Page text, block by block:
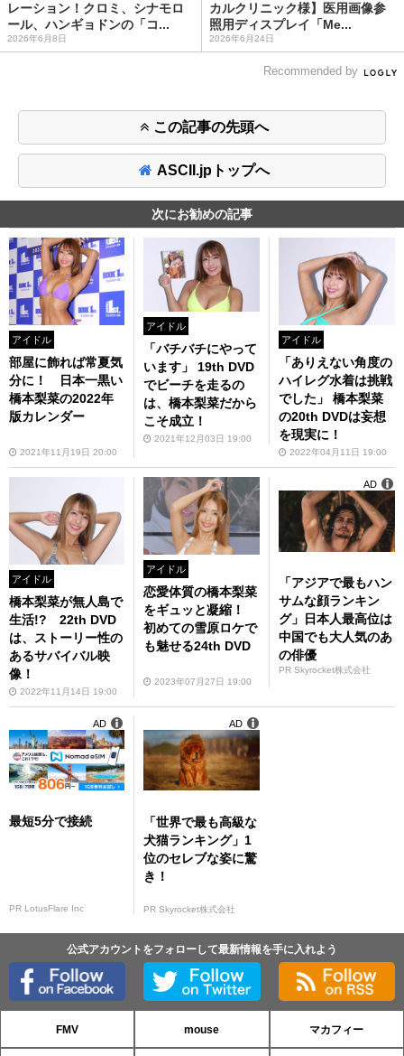
レーション！クロミ、シナモロ
ール、ハンギョドンの「コ...
2026年6月8日
カルクリニック様】医用画像参
照用ディスプレイ「Me...
2026年6月24日
Recommended by
この記事の先頭へ
ASCII.jpトップへ
次にお勧めの記事
アイドル
部屋に飾れば常夏気
分に！ 日本一黒い
橋本梨菜の2022年
版カレンダー
2021年11月19日 20:00
アイドル
「バチバチにやって
います」 19th DVD
でビーチを走るの
は、橋本梨菜だから
こそ成立！
2021年12月03日 19:00
アイドル
「ありえない角度の
ハイレグ水着は挑戦
でした」 橋本梨菜
の20th DVDは妄想
を現実に！
2022年04月11日 19:00
アイドル
橋本梨菜が無人島で
生活!? 22th DVD
は、ストーリー性の
あるサバイバル映
像！
2022年11月14日 19:00
アイドル
恋愛体質の橋本梨菜
をギュッと凝縮！
初めての雪原ロケで
も魅せる24th DVD
2023年07月27日 19:00
「アジアで最もハン
サムな顔ランキン
グ」日本人最高位は
中国でも大人気のあ
の俳優
PR Skyrocket株式会社
AD
最短5分で接続
PR LotusFlare Inc
AD
「世界で最も高級な
犬猫ランキング」1
位のセレブな姿に驚
き！
PR Skyrocket株式会社
AD
公式アカウントをフォローして最新情報を手に入れよう
FMV mouse マカフィー